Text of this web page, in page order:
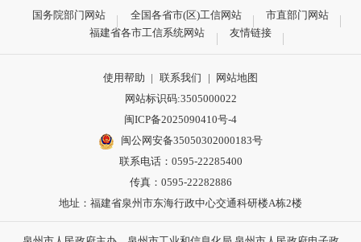
国务院部门网站 全国各省市(区)工信网站
市直部门网站
福建省各市工信系统网站
友情链接
使用帮助 | 联系我们 | 网站地图
网站标识码:3505000022
闽ICP备2025090410号-4
闽公网安备35050302000183号
联系电话：0595-22285400
传真：0595-22282886
地址：福建省泉州市东海行政中心交通科研楼A栋2楼